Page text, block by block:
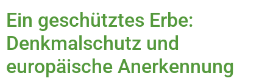
Ein geschütztes Erbe:
Denkmalschutz und
europäische Anerkennung